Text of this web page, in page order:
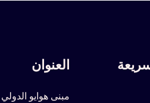
العنوان
مبنى هوايو